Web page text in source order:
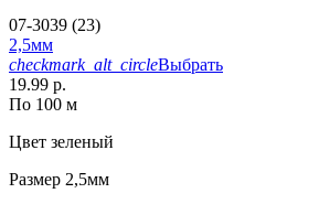
07-3039 (23)
2,5мм
checkmark_alt_circleВыбрать
19.99 р.
По 100 м
Цвет зеленый
Размер 2,5мм